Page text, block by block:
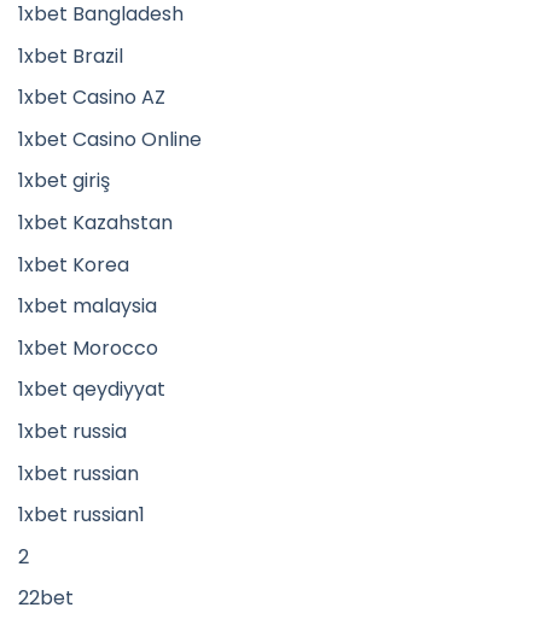
1xbet Bangladesh
1xbet Brazil
1xbet Casino AZ
1xbet Casino Online
1xbet giriş
1xbet Kazahstan
1xbet Korea
1xbet malaysia
1xbet Morocco
1xbet qeydiyyat
1xbet russia
1xbet russian
1xbet russian1
2
22bet